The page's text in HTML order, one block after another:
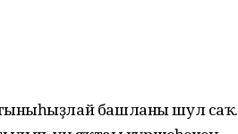
башланы шул саҡ.